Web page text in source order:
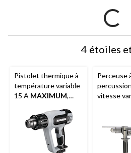
4 étoiles
Pistolet thermique à
température variable
15 A MAXIMUM,
de grattoir et buses,
paq. 6
Perceuse
vitesse
poignée
1/2 po